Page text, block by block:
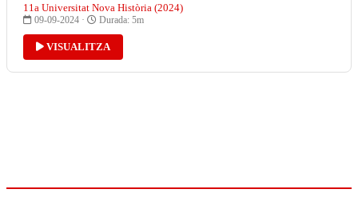
11a Universitat Nova Història (2024)
09-09-2024 · Durada: 5m
VISUALITZA